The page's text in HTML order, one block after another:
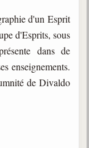
d'un Esprit
d'Esprits, sous
dans de
enseignements.
de Divaldo